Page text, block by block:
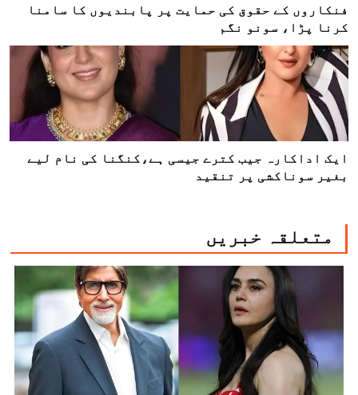
فنکاروں کے حقوق کی حمایت پر پابندیوں کا سامنا
کرنا پڑا، سونو نگم
ایک اداکارہ جیب کترے جیسی ہے،کنگنا کی نام لیے
بغیر سوناکشی پر تنقید
متعلقہ خبریں